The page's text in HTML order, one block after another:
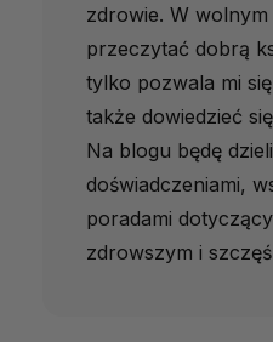
zdrowie. W
przeczytać dobrą
tylko pozwala mi
także dowiedzieć
Na blogu będę
doświadczeniami,
poradami
zdrowszym i